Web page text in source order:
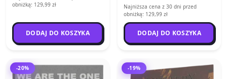
obniżką: 129,99 zł
DODAJ DO KOSZYKA
Najniższa cena z 30 dni przed
obniżką: 129,99 zł
DODAJ DO KOSZYKA
-20% -19%